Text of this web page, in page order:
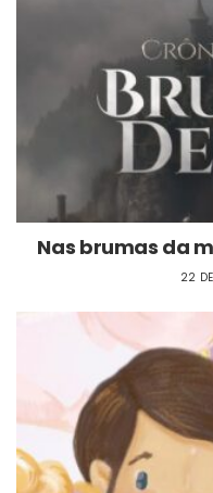
Nas brumas da
22